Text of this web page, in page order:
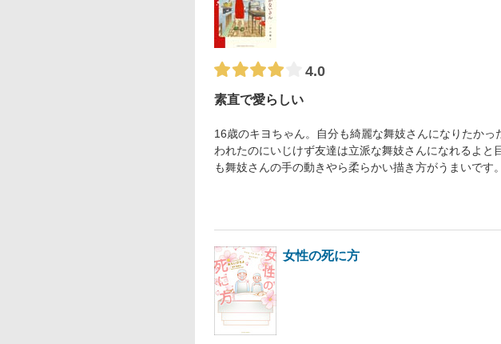
4.0
素直で愛らしい
16歳のキヨちゃん。自分も綺麗な舞妓さんになりたか
われたのにいじけず友達は立派な舞妓さんになれるよ
も舞妓さんの手の動きやら柔らかい描き方がうまいです。
女性の死に方